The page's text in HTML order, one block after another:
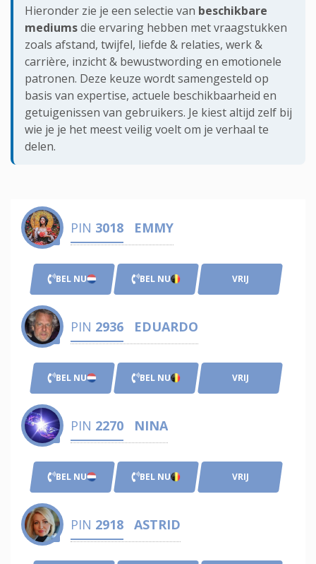
Hieronder zie je een selectie van beschikbare
mediumsdie ervaring hebben met vraagstukken
zoals afstand, twijfel, liefde & relaties, werk &
carrière, inzicht & bewustwordingen emotionele
patronen. Deze keuze wordt samengesteld op
basis van expertise, actuele beschikbaarheid en
getuigenissen van gebruikers. Je kiest altijd zelf bij
wie je je het meest veilig voelt om je verhaal te
delen.
PIN 3018 EMMY
BEL NU BEL NU VRIJ
PIN 2936 EDUARDO
BEL NU BEL NU VRIJ
PIN 2270 NINA
BEL NU BEL NU VRIJ
PIN 2918 ASTRID